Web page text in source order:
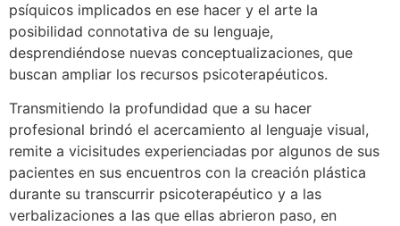
psíquicos implicados en ese hacer y el arte la
posibilidad connotativa de su lenguaje,
desprendiéndose nuevas conceptualizaciones, que
buscan ampliar los recursos psicoterapéuticos.
Transmitiendo la profundidad que a su hacer
profesional brindó el acercamiento al lenguaje visual,
remite a vicisitudes experienciadas por algunos de sus
pacientes en sus encuentros con la creación plástica
durante su transcurrir psicoterapéutico y a las
verbalizaciones a las que ellas abrieron paso, en